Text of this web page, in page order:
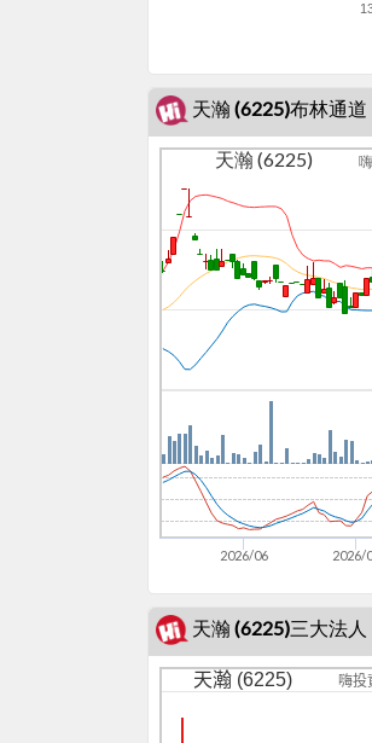
天瀚 (6225)布林通道
天瀚 (6225)
2026/06 2026/
天瀚 (6225)三大法人
天瀚 (6225) 嗨投